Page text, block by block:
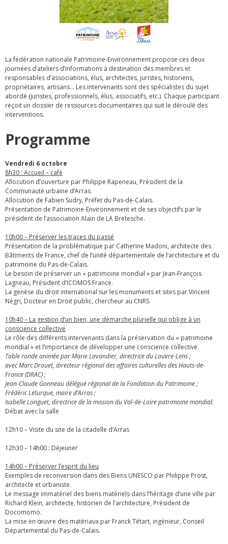
La fédération nationale Patrimoine-Environnement propose ces deux
journées d’ateliers d’informations à destination des membres et
responsables d’associations, élus, architectes, juristes, historiens,
propriétaires, artisans… Les intervenants sont des spécialistes du sujet
abordé (juristes, professionnels, élus, associatifs, etc.). Chaque participant
reçoit un dossier de ressources documentaires qui suit le déroulé des
interventions.
Programme
Vendredi 6 octobre
8h30 : Accueil – café
Allocution d’ouverture par Philippe Rapeneau, Président de la
Communauté urbaine d’Arras.
Allocution de Fabien Sudry, Préfet du Pas-de-Calais.
Présentation de Patrimoine-Environnement et de ses objectifs par le
président de l’association Alain de LA Bretesche.
10h00 – Préserver les traces du passé
Présentation de la problématique par Catherine Madoni, architecte des
Bâtiments de France, chef de l’unité départementale de l’architecture et du
patrimoine du Pas-de-Calais.
Le besoin de préserver un « patrimoine mondial » par Jean-François
Lagneau, Président d’ICOMOS France.
La genèse du droit international sur les monuments et sites par Vincent
Négri, Docteur en Droit public, chercheur au CNRS.
10h40 – La gestion d’un bien, une démarche plurielle qui oblige à un
conscience collective
Le rôle des différents intervenants dans la préservation du « patrimoine
mondial » et l’importance de développer une conscience collective.
Table ronde animée par Marie Lavandier, directrice du Louvre-Lens ;
avec Marc Drouet, directeur régional des affaires culturelles des Hauts-de-
France (DRAC) ;
Jean-Claude Gonneau délégué régional de la Fondation du Patrimoine ;
Frédéric Leturque, maire d’Arras ;
Isabelle Longuet, directrice de la mission du Val-de-Loire patrimoine mondial.
Débat avec la salle
12h10 – Visite du site de la citadelle d’Arras
12h30 – 14h00 : Déjeuner
14h00 – Préserver l’esprit du lieu
Exemples de reconversion dans des Biens UNESCO par Philippe Prost,
architecte et urbaniste.
Le message immatériel des biens matériels dans l’héritage d’une ville par
Richard Klein, architecte, historien de l’architecture, Président de
Docomomo.
La mise en œuvre des matériaux par Franck Tétart, ingénieur, Conseil
Départemental du Pas-de-Calais.